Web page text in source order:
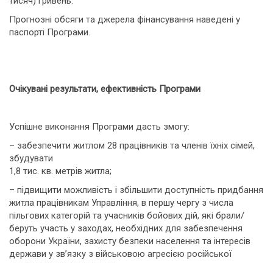
Прогнозні обсяги та джерела фінансування наведені у
паспорті Програми.
Очікувані результати, ефективність Програми
Успішне виконання Програми дасть змогу:
– забезпечити житлом 28 працівників та членів їхніх сімей,
збудувати
1,8 тис. кв. метрів житла;
– підвищити можливість і збільшити доступність придбання
житла працівникам Управління, в першу чергу з числа
пільгових категорій та учасників бойових дій, які брали/
беруть участь у заходах, необхідних для забезпечення
оборони України, захисту безпеки населення та інтересів
держави у зв’язку з військовою агресією російської